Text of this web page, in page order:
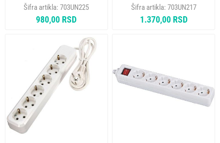
Šifra artikla:703UN225
980,00 RSD
Šifra artikla: 703UN217
1.370,00 RSD